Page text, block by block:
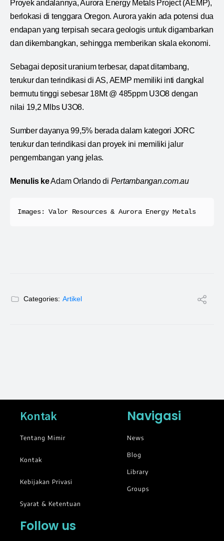
Proyek andalannya, Aurora Energy Metals Project (AEMP),
berlokasi di tenggara Oregon. Aurora yakin ada potensi dua
endapan yang terpisah secara geologis untuk digambarkan
dan dikembangkan, sehingga memberikan skala ekonomi.
Sebagai deposit uranium terbesar, dapat ditambang,
terukur dan terindikasi di AS, AEMP memiliki inti dangkal
bermutu tinggi sebesar 18Mt @ 485ppm U3O8 dengan
nilai 19,2 Mlbs U3O8.
Sumber dayanya 99,5% berada dalam kategori JORC
terukur dan terindikasi dan proyek ini memiliki jalur
pengembangan yang jelas.
Menulis keAdam Orlando di Pertambangan.com.au
Images: Valor Resources & Aurora Energy Metals
Categories: Artikel
Kontak
Tentang Mimir
Kontak
Kebijakan Privasi
Syarat & Ketentuan
Navigasi
News
Blog
Library
Groups
Follow us